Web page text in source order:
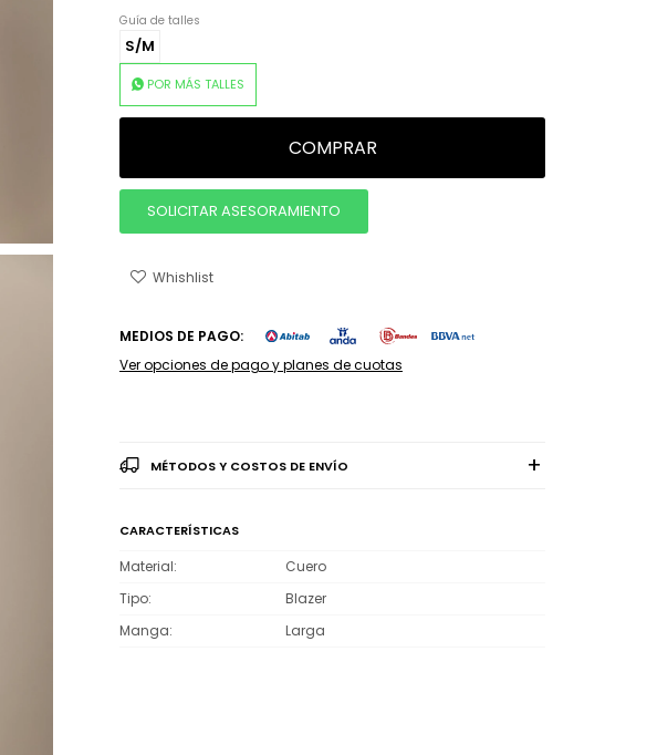
Guía de talles
S/M
POR MÁS TALLES
COMPRAR
SOLICITAR ASESORAMIENTO
MEDIOS DE PAGO:
Ver opciones de pago y planes de cuotas
MÉTODOS Y COSTOS DE ENVÍO
CARACTERÍSTICAS
Material
Cuero
Tipo
Blazer
Manga
Larga